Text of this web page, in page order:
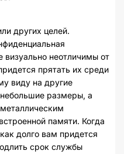
других целей.
неотличимы от
прятать их среди
виду на другие
размеры, а
памяти. Когда
долго вам придется
срок службы